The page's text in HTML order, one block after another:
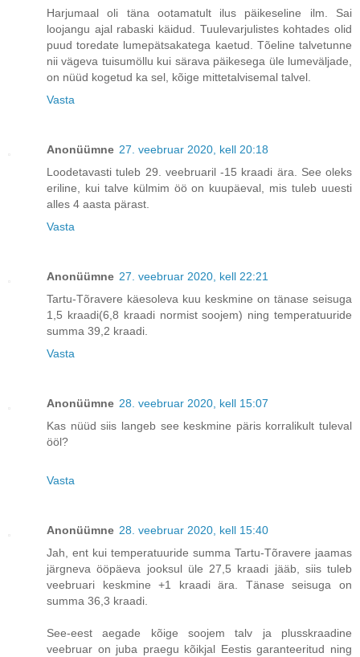
Harjumaal oli täna ootamatult ilus päikeseline ilm. Sai
loojangu ajal rabaski käidud. Tuulevarjulistes kohtades olid
puud toredate lumepätsakatega kaetud. Tõeline talvetunne
nii vägeva tuisumöllu kui särava päikesega üle lumeväljade,
on nüüd kogetud ka sel, kõige mittetalvisemal talvel.
Vasta
Anonüümne 27. veebruar 2020, kell 20:18
Loodetavasti tuleb 29. veebruaril -15 kraadi ära. See oleks
eriline, kui talve külmim öö on kuupäeval, mis tuleb uuesti
alles 4 aasta pärast.
Vasta
Anonüümne 27. veebruar 2020, kell 22:21
Tartu-Tõravere käesoleva kuu keskmine on tänase seisuga
1,5 kraadi(6,8 kraadi normist soojem) ning temperatuuride
summa 39,2 kraadi.
Vasta
Anonüümne 28. veebruar 2020, kell 15:07
Kas nüüd siis langeb see keskmine päris korralikult tuleval
ööl?
Vasta
Anonüümne 28. veebruar 2020, kell 15:40
Jah, ent kui temperatuuride summa Tartu-Tõravere jaamas
järgneva ööpäeva jooksul üle 27,5 kraadi jääb, siis tuleb
veebruari keskmine +1 kraadi ära. Tänase seisuga on
summa 36,3 kraadi.
See-eest aegade kõige soojem talv ja plusskraadine
veebruar on juba praegu kõikjal Eestis garanteeritud ning